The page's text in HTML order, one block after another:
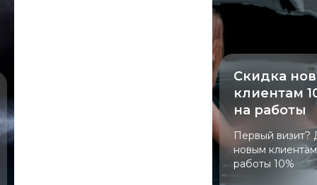
Скидка
клиентам
на работы
Первый визит?
новым
работы 10%